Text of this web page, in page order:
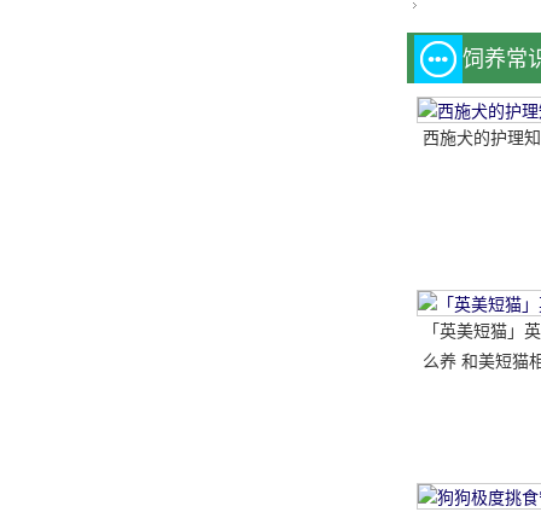
饲养常
西施犬的护理
「英美短猫」
么养 和美短猫